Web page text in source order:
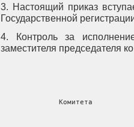
3. Настоящий приказ
Государственной
4. Контроль за
заместителя председателя
Комитета